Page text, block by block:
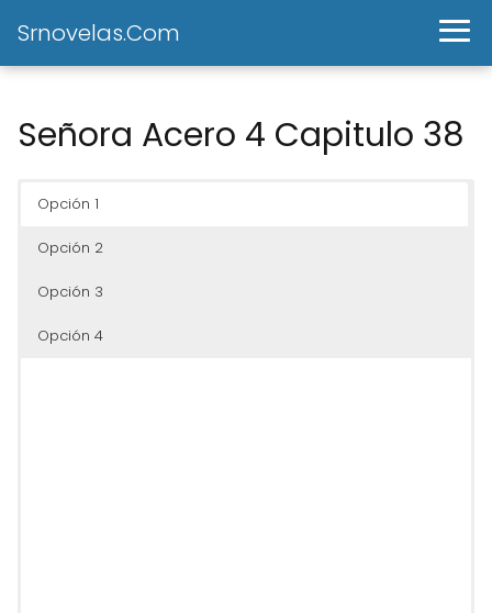
Srnovelas.Com
Señora Acero 4 Capitulo 38
Opción 1
Opción 2
Opción 3
Opción 4